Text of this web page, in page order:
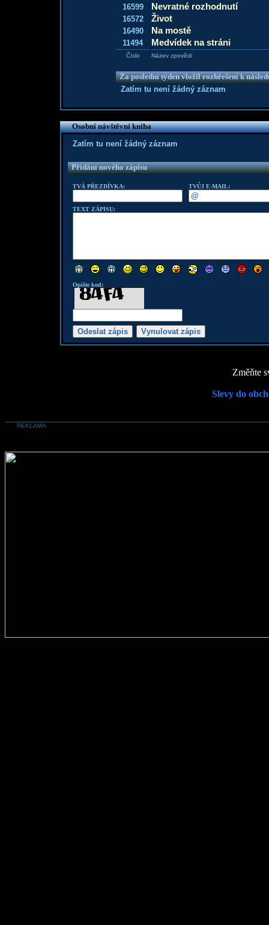
16599 Nevratné rozhodnutí
16572 Život
16490 Na mostě
11494 Medvídek na stráni
Číslo Název zpovědi
Za poslední týden vložil rozhřešení k
Zatím tu není žádný záznam
Osobní návštěvní kniha
Zatím tu není žádný záznam
Přidání nového zápisu
TVÁ PŘEZDÍVKA: TVŮJ E-MAIL:
TEXT ZÁPISU:
Opište kod:
Změňte
Slevy do
REKLAMA